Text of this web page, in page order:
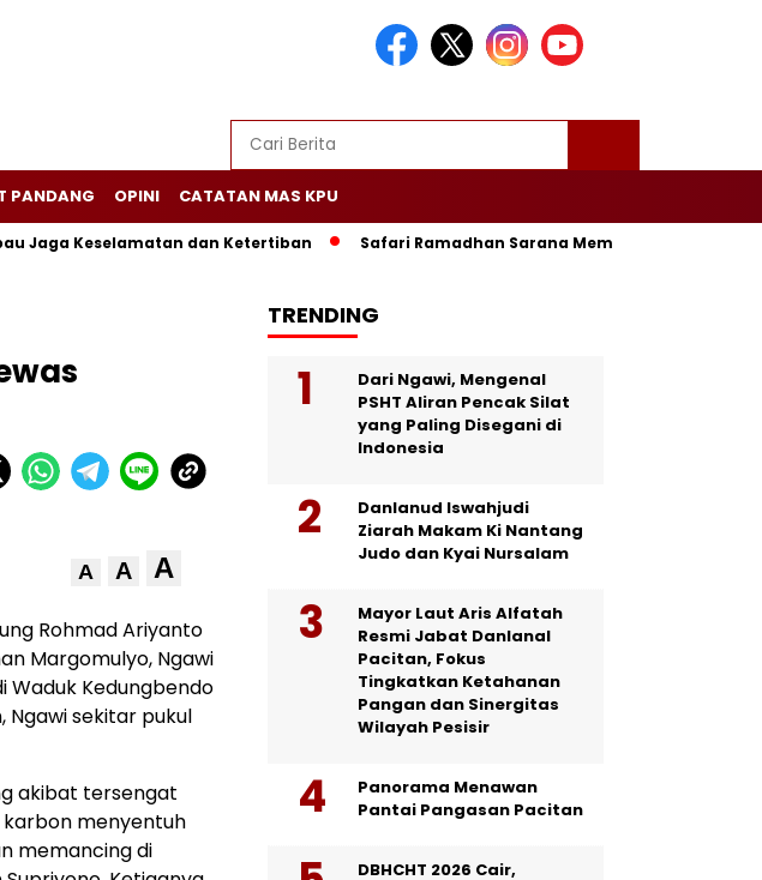
PANDANG OPINI CATATAN MAS KPU
Keselamatan dan Ketertiban Safari Ramadhan Sarana Mempererat Silaturrahmi
A A A
Rohmad Ariyanto
Margomulyo, Ngawi
Waduk Kedungbendo
Ngawi sekitar pukul
akibat tersengat
menyentuh
memancing di
TRENDING
Dari Ngawi, Mengenal
PSHT Aliran Pencak Silat
yang Paling Disegani di
Indonesia
Danlanud Iswahjudi
Ziarah Makam Ki Nantang
Judo dan Kyai Nursalam
Mayor Laut Aris Alfatah
Resmi Jabat Danlanal
Pacitan, Fokus
Tingkatkan Ketahanan
Pangan dan Sinergitas
Wilayah Pesisir
Panorama Menawan
Pantai Pangasan Pacitan
DBHCHT 2026 Cair,